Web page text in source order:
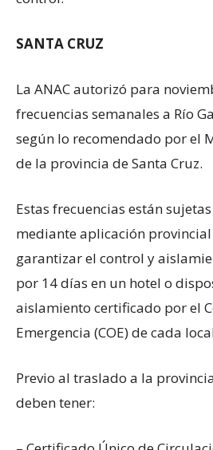
SANTA CRUZ
La ANAC autorizó para
frecuencias semanales a Río
según lo recomendado por el
de la provincia de Santa Cruz.
Estas frecuencias están
mediante aplicación
garantizar el control y
por 14 días en un hotel o
aislamiento certificado por el
Emergencia (COE) de cada
Previo al traslado a la
deben tener: